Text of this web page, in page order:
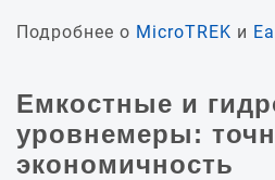
Подробнее о MicroTREK и
Емкостные и
уровнемеры:
экономичность